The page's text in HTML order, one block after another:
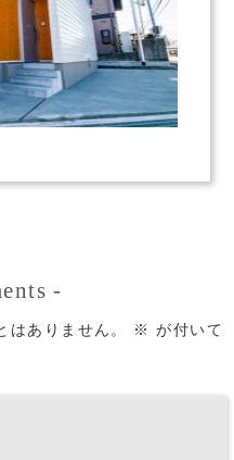
-
はありません。 ※ が付いて